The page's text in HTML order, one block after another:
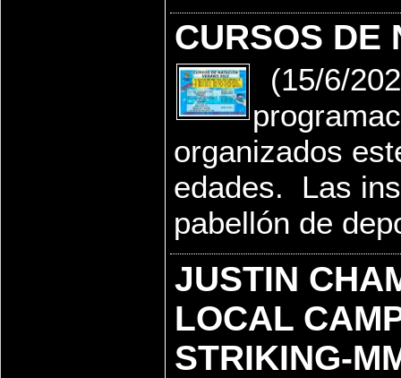
CURSOS DE
(15/6/
organizados
edades. Las
pabellón de
JUSTIN
LOCAL
STRIKING-